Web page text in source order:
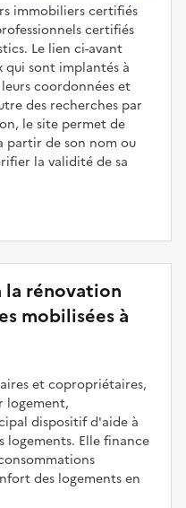
immobiliers certifiés
certifiés
Le lien ci-avant
qui sont implantés à
coordonnées et
des recherches par
le site permet de
partir de son nom ou
la validité de sa
la rénovation
mobilisées à
et copropriétaires,
logement,
dispositif d'aide à
logements. Elle finance
des logements en